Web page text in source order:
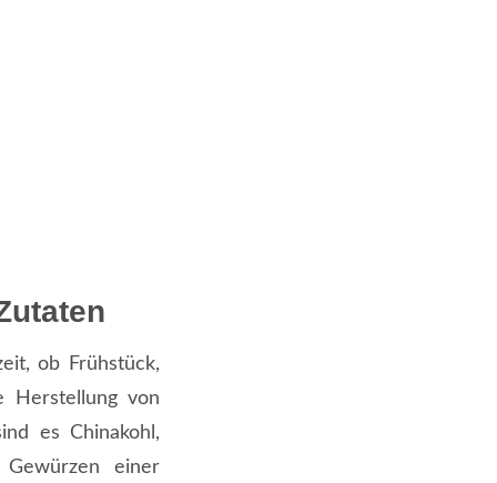
ob Frühstück,
Herstellung von
es Chinakohl,
einer